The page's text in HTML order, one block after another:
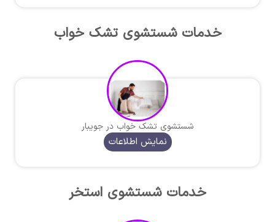
خدمات شستشوی تشک خواب
شستشوی تشک خواب در جویبار
نمایش اطلاعات
خدمات شستشوی استخر